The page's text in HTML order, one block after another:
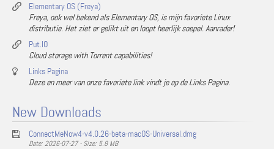
Elementary OS (Freya)
Freya, ook wel bekend als Elementary OS, is mijn favoriete Linux
distributie. Het ziet er gelikt uit en loopt heerlijk soepel. Aanrader!
Put.IO
Cloud storage with Torrent capabilities!
Links Pagina
Deze en meer van onze favoriete link vindt je op de Links Pagina.
New Downloads
ConnectMeNow4-v4.0.26-beta-macOS-Universal.dmg
Date: 2026-07-27 - Size: 5.8 MB